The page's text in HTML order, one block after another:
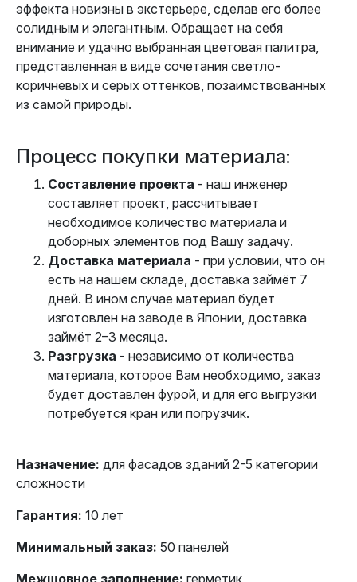
эффекта новизны в экстерьере, сделав его более
солидным и элегантным. Обращает на себя
внимание и удачно выбранная цветовая палитра,
представленная в виде сочетания светло-
коричневых и серых оттенков, позаимствованных
из самой природы.
Процесс покупки материала:
Составление проекта - наш инженер
составляет проект, рассчитывает
необходимое количество материала и
доборных элементов под Вашу задачу.
Доставка материала - при условии, что он
есть на нашем складе, доставка займёт 7
дней. В ином случае материал будет
изготовлен на заводе в Японии, доставка
займёт 2–3 месяца.
Разгрузка - независимо от количества
материала, которое Вам необходимо, заказ
будет доставлен фурой, и для его выгрузки
потребуется кран или погрузчик.
Назначение: для фасадов зданий 2-5 категории
сложности
Гарантия: 10 лет
Минимальный заказ: 50 панелей
Межшовное заполнение: герметик